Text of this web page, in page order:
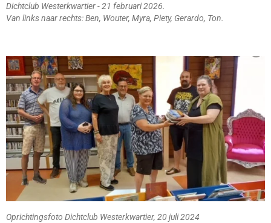
Dichtclub Westerkwartier - 21 februari 2026.
Van links naar rechts: Ben, Wouter, Myra, Piety, Gerardo, Ton.
Oprichtingsfoto Dichtclub Westerkwartier, 20 juli 2024